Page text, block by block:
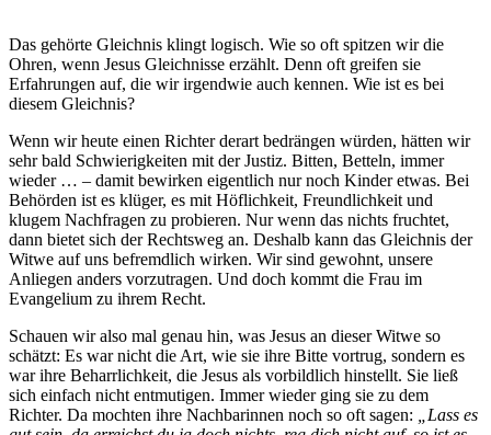
Das gehörte Gleichnis klingt logisch. Wie so oft spitzen wir die
Ohren, wenn Jesus Gleichnisse erzählt. Denn oft greifen sie
Erfahrungen auf, die wir irgendwie auch kennen. Wie ist es bei
diesem Gleichnis?
Wenn wir heute einen Richter derart bedrängen würden, hätten wir
sehr bald Schwierigkeiten mit der Justiz. Bitten, Betteln, immer
wieder … – damit bewirken eigentlich nur noch Kinder etwas. Bei
Behörden ist es klüger, es mit Höflichkeit, Freundlichkeit und
klugem Nachfragen zu probieren. Nur wenn das nichts fruchtet,
dann bietet sich der Rechtsweg an. Deshalb kann das Gleichnis der
Witwe auf uns befremdlich wirken. Wir sind gewohnt, unsere
Anliegen anders vorzutragen. Und doch kommt die Frau im
Evangelium zu ihrem Recht.
Schauen wir also mal genau hin, was Jesus an dieser Witwe so
schätzt: Es war nicht die Art, wie sie ihre Bitte vortrug, sondern es
war ihre Beharrlichkeit, die Jesus als vorbildlich hinstellt. Sie ließ
sich einfach nicht entmutigen. Immer wieder ging sie zu dem
Richter. Da mochten ihre Nachbarinnen noch so oft sagen:
„Lass es